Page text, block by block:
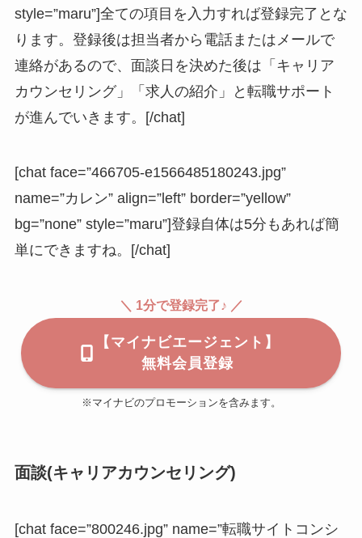
style=”maru”]全ての項目を入力すれば登録完了とな
ります。登録後は担当者から電話またはメールで
連絡があるので、面談日を決めた後は「キャリア
カウンセリング」「求人の紹介」と転職サポート
が進んでいきます。[/chat]
[chat face=”466705-e1566485180243.jpg”
name=”カレン” align=”left” border=”yellow”
bg=”none” style=”maru”]登録自体は5分もあれば簡
単にできますね。[/chat]
＼ 1分で登録完了♪ ／
【マイナビエージェント】
無料会員登録
※マイナビのプロモーションを含みます。
面談(キャリアカウンセリング)
[chat face=”800246.jpg” name=”転職サイトコンシ